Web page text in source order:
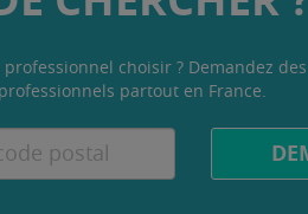
choisir ? Demandez
partout en France.